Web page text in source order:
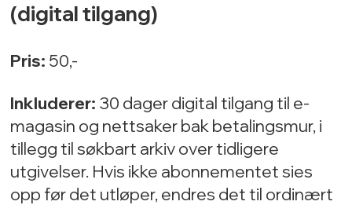
(digital tilgang)
Pris: 50,-
Inkluderer: 30 dager digital tilgang til e-
magasin og nettsaker bak betalingsmur, i
tillegg til søkbart arkiv over tidligere
utgivelser. Hvis ikke abonnementet sies
opp før det utløper, endres det til ordinært